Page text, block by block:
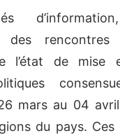
des
l’état de mise
mars au 04
du pays.